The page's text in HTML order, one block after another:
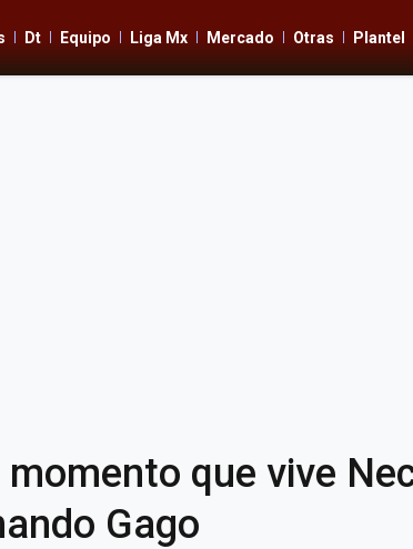
Dt Equipo Liga Mx Mercado Otras Plantel
momento que vive
Gago